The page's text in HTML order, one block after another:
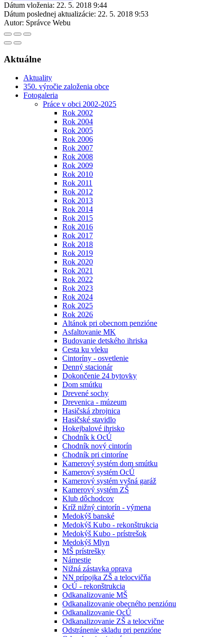
Dátum vloženia: 22. 5. 2018 9:44
Dátum poslednej aktualizácie: 22. 5. 2018 9:53
Autor: Správce Webu
Aktuálne
Aktuality
350. výročie založenia obce
Fotogaleria
Práce v obci 2002-2025
Rok 2002
Rok 2004
Rok 2005
Rok 2006
Rok 2007
Rok 2008
Rok 2009
Rok 2010
Rok 2011
Rok 2012
Rok 2013
Rok 2014
Rok 2015
Rok 2016
Rok 2017
Rok 2018
Rok 2019
Rok 2020
Rok 2021
Rok 2022
Rok 2023
Rok 2024
Rok 2025
Rok 2026
Altánok pri obecnom penzióne
Asfaltovanie MK
Budovanie detského ihriska
Cesta ku vleku
Cintoríny - osvetlenie
Denný stacionár
Dokončenie 24 bytovky
Dom smútku
Drevené sochy
Drevenica - múzeum
Hasičská zbrojnica
Hasičské stavidlo
Hokejbalové ihrisko
Chodník k OcÚ
Chodník nový cintorín
Chodník pri cintoríne
Kamerový systém dom smútku
Kamerový systém OcÚ
Kamerový systém vyšná garáž
Kamerový systém ZŠ
Klub dôchodcov
Kríž nižný cintorín - výmena
Medokýš banské
Medokýš Kubo - rekonštrukcia
Medokýš Kubo - prístrešok
Medokýš Mlyn
MŠ prístrešky
Námestie
Nižná zástavka oprava
NN prípojka ZŠ a telocvičňa
OcÚ - rekonštrukcia
Odkanalizovanie MŠ
Odkanalizovanie obecného penziónu
Odkanalizovanie OcÚ
Odkanalizovanie ZŠ a telocvične
Odstránenie skladu pri penzióne